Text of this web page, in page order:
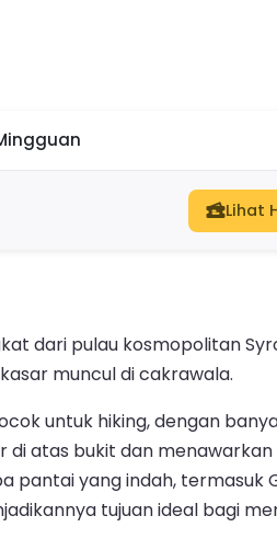
Lihat
dari pulau kosmopolitan
muncul di cakrawala.
untuk hiking, dengan
di atas bukit dan
pantai yang indah, termasuk
tujuan ideal bagi